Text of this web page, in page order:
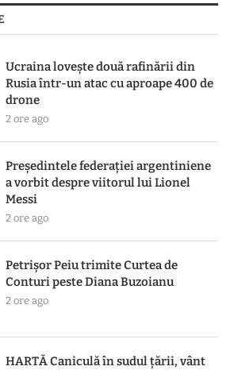
Ucraina lovește două rafinării din
Rusia într-un atac cu aproape 400 de
drone
2 ore ago
Președintele federației argentiniene
a vorbit despre viitorul lui Lionel
Messi
2 ore ago
Petrișor Peiu trimite Curtea de
Conturi peste Diana Buzoianu
2 ore ago
HARTĂ Caniculă în sudul țării, vânt